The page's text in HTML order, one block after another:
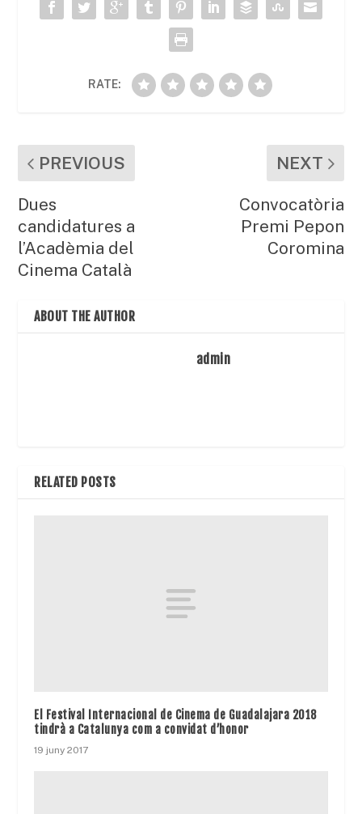
o
p ix
RATE:
PREVIOUS
Dues
candidatures a
l’Acadèmia del
Cinema Català
NEXT
Convocatòria
Premi Pepon
Coromina
ABOUT THE AUTHOR
admin
RELATED POSTS
El Festival Internacional de Cinema de Guadalajara 2018
tindrà a Catalunya com a convidat d’honor
19 juny 2017